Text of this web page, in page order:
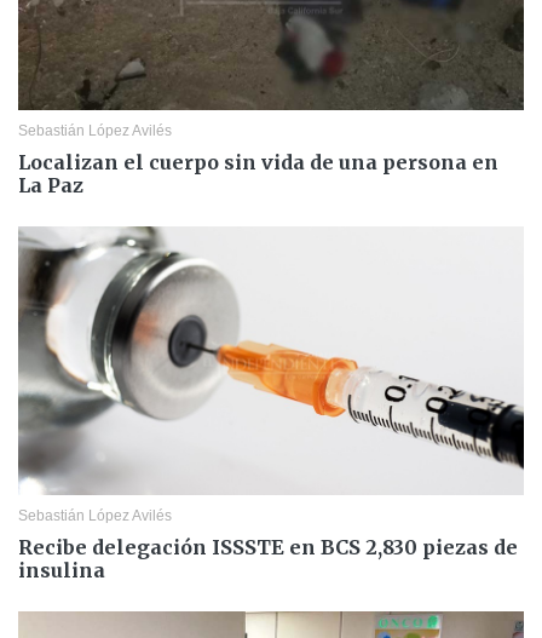
Sebastián López Avilés
Localizan el cuerpo sin vida de una persona en
La Paz
Sebastián López Avilés
Recibe delegación ISSSTE en BCS 2,830 piezas de
insulina